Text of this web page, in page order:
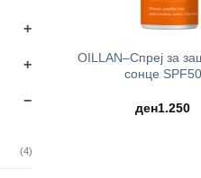
(4)
OILLAN–Спреј за
сонце SPF50
ден1.250